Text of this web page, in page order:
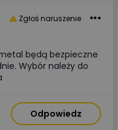
Zgłoś naruszenie
będą bezpieczne
Wybór należy do
Odpowiedz